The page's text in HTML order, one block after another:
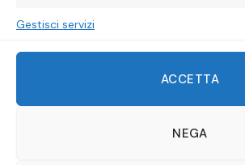
Gestisci servizi
ACCETTA
NEGA
InstagramPinterestMastodon